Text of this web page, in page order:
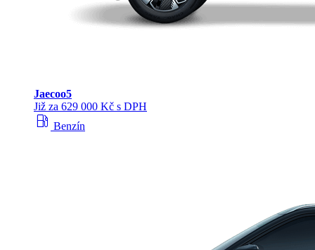
Jaecoo5
Již za 629 000 Kč s DPH
local_gas_station Benzín